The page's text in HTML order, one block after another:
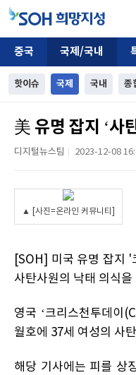
중국 국제/국내
핫이슈 국제 국내 종
美 유명 잡지 ‘사
디지털뉴스팀 2023-12-08
▲ [사진=온라인 커뮤니티]
[SOH] 미국 유명 잡지
사탄사원의 낙태 의식
영국 ‘크리스천투데이
월호에 37세 여성의 사
해당 기사에는 피를 상